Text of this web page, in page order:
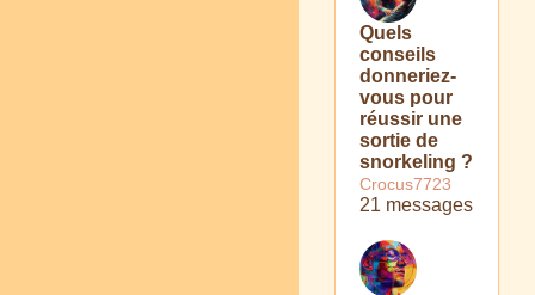
Quels
conseils
donneriez-
vous pour
réussir une
sortie de
snorkeling ?
Crocus7723
21 messages